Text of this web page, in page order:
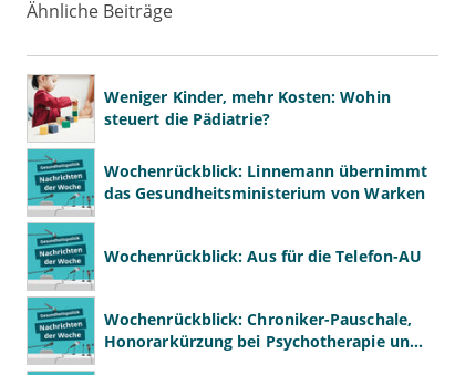
Ähnliche Beiträge
Weniger Kinder, mehr Kosten: Wohin
steuert die Pädiatrie?
Wochenrückblick: Linnemann übernimmt
das Gesundheitsministerium von Warken
Wochenrückblick: Aus für die Telefon-AU
Wochenrückblick: Chroniker-Pauschale,
Honorarkürzung bei Psychotherapie und